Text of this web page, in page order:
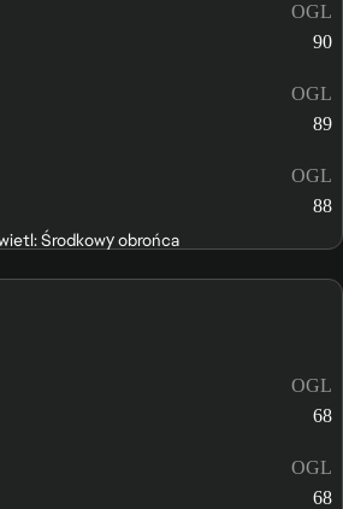
OGL
90
OGL
89
OGL
88
Środkowy obrońca
OGL
68
OGL
68